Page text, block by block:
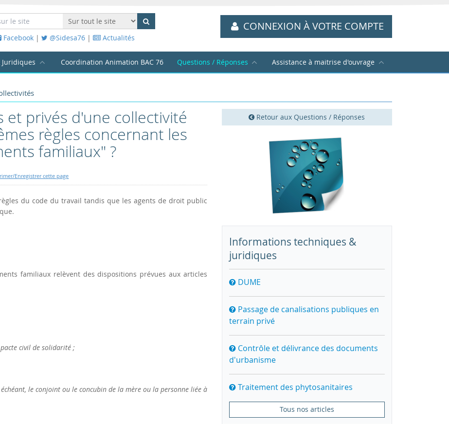
Facebook | @Sidesa76 | Actualités
CONNEXION À VOTRE COMPTE
Coordination Animation BAC 76 Questions / Réponses Assistance à maitrise d'ouvrage
Retour aux Questions / Réponses
Informations techniques &
juridiques
DUME
Passage de canalisations publiques en
terrain privé
Contrôle et délivrance des documents
d'urbanisme
Traitement des phytosanitaires
Tous nos articles
et privés d'une collectivité
règles concernant les
familiaux" ?
Enregistrer cette page
du code du travail tandis que les agents de droit public
familiaux relèvent des dispositions prévues aux articles
civil de solidarité ;
le conjoint ou le concubin de la mère ou la personne liée à